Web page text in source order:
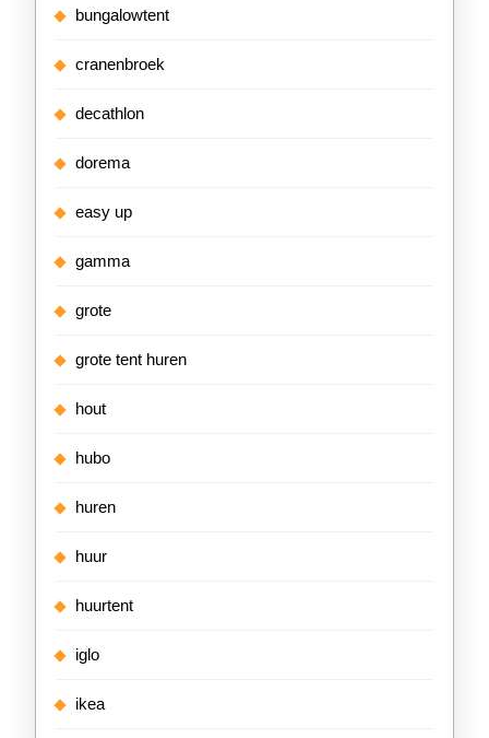
bungalowtent
cranenbroek
decathlon
dorema
easy up
gamma
grote
grote tent huren
hout
hubo
huren
huur
huurtent
iglo
ikea